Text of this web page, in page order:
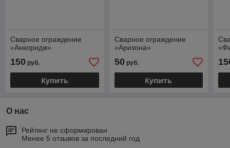
Сварное ограждение
«Анкоридж»
150 руб.
Купить
Сварное ограждение
«Аризона»
50руб.
Купить
О нас
Рейтинг не сформирован
Менее 5 отзывов за последний год